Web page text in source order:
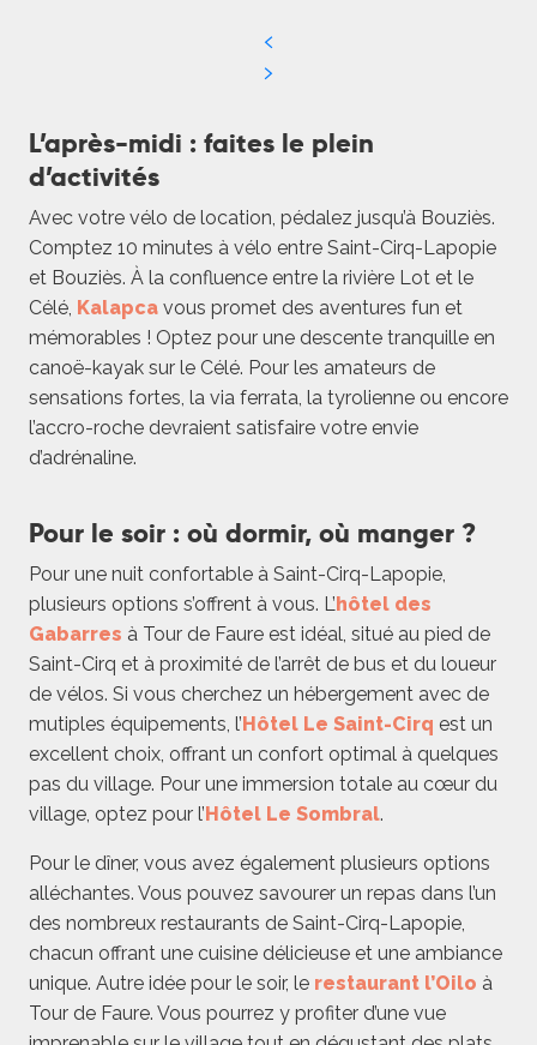
L’après-midi : faites le plein
d’activités
Avec votre vélo de location, pédalez jusqu’à Bouziès.
Comptez 10 minutes à vélo entre Saint-Cirq-Lapopie
et Bouziès. À la confluence entre la rivière Lot et le
Célé, Kalapca vous promet des aventures fun et
mémorables ! Optez pour une descente tranquille en
canoë-kayak sur le Célé. Pour les amateurs de
sensations fortes, la via ferrata, la tyrolienne ou encore
l’accro-roche devraient satisfaire votre envie
d’adrénaline.
Pour le soir : où dormir, où manger ?
Pour une nuit confortable à Saint-Cirq-Lapopie,
plusieurs options s’offrent à vous. L’hôtel des
Gabarres à Tour de Faure est idéal, situé au pied de
Saint-Cirq et à proximité de l’arrêt de bus et du loueur
de vélos. Si vous cherchez un hébergement avec de
mutiples équipements, l’Hôtel Le Saint-Cirq est un
excellent choix, offrant un confort optimal à quelques
pas du village. Pour une immersion totale au cœur du
village, optez pour l’Hôtel Le Sombral.
Pour le dîner, vous avez également plusieurs options
alléchantes. Vous pouvez savourer un repas dans l’un
des nombreux restaurants de Saint-Cirq-Lapopie,
chacun offrant une cuisine délicieuse et une ambiance
unique. Autre idée pour le soir, le restaurant l’Oilo à
Tour de Faure. Vous pourrez y profiter d’une vue